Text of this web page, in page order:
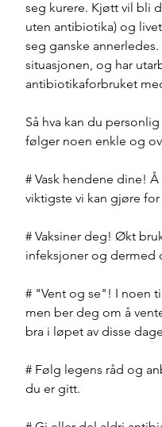
seg kurere. Kjøtt vil bli
uten antibiotika) og
seg ganske
situasjonen, og har
antibiotikaforbruket
Så hva kan du
følger noen enkle og
# Vask hendene dine!
viktigste vi kan gjøre
# Vaksiner deg! Økt
infeksjoner og dermed
# "Vent og se"! I noen
men ber deg om å
bra i løpet av disse
# Følg legens råd og
du er gitt.